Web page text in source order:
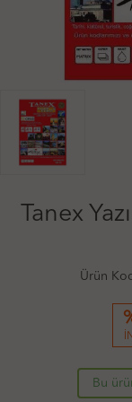
Tanex
Ürün
Bu